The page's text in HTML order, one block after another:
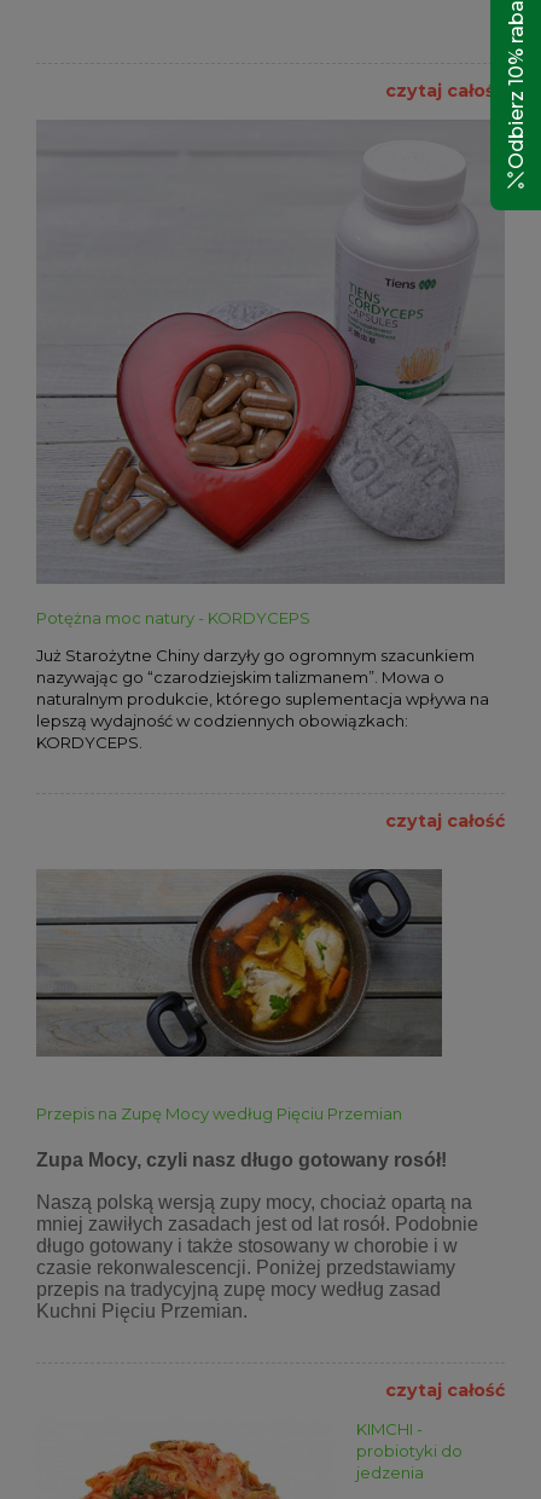
czytaj całość
Potężna moc natury - KORDYCEPS
Już Starożytne Chiny darzyły go ogromnym szacunkiem
nazywając go “czarodziejskim talizmanem”. Mowa o
naturalnym produkcie, którego suplementacja wpływa na
lepszą wydajność w codziennych obowiązkach:
KORDYCEPS.
czytaj całość
Przepis na Zupę Mocy według Pięciu Przemian
Zupa Mocy, czyli nasz długo gotowany rosół!
Naszą polską wersją zupy mocy, chociaż opartą na
mniej zawiłych zasadach jest od lat rosół. Podobnie
długo gotowany i także stosowany w chorobie i w
czasie rekonwalescencji. Poniżej przedstawiamy
przepis na tradycyjną zupę mocy według zasad
Kuchni Pięciu Przemian.
czytaj całość
KIMCHI -
probiotyki do
jedzenia
Odbierz 10% rabatu!